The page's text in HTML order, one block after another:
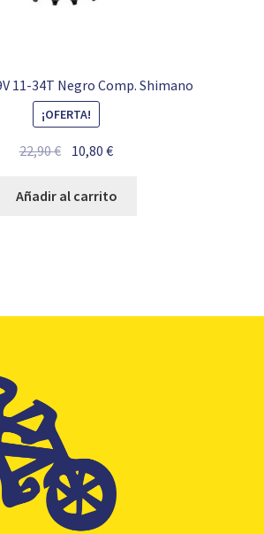
11-34T Negro Comp. Shimano
¡OFERTA!
22,90€ El
original
10,80€El
actual
Añadir al carrito